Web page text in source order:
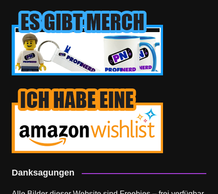
Danksagungen